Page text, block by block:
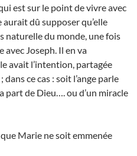
est sur le point de vivre avec
aurait dû supposer qu’elle
naturelle du monde, une fois
avec Joseph. Il en va
avait l’intention, partagée
ce cas : soit l’ange parle
part de Dieu…. ou d’un miracle
Marie ne soit emmenée